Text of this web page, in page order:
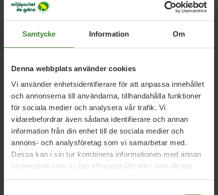
Samtycke Information Om
Denna webbplats använder cookies
Vi använder enhetsidentifierare för att anpassa innehållet
och annonserna till användarna, tillhandahålla funktioner
för sociala medier och analysera vår trafik. Vi
vidarebefordrar även sådana identifierare och annan
information från din enhet till de sociala medier och
annons- och analysföretag som vi samarbetar med.
Dessa kan i sin tur kombinera informationen med annan
information som du har tillhandahållit eller som de har
samlat in när du har använt deras tjänster.
Flyget är det minst klimatsmarta
trafikslaget och bör inte
Skattemässigt är flygtrafiken det mest gynnade
trafikslaget, fast det är det minst klimatsmarta. Vi
tycker inte att man ska upphandla flygtrafik för
skattepengar, förklarar MP Värmlands språkrör
Jesper Johansson i Värmlands Folkblad idag.
Länk:
http://www.vf.se/nyheter/mp-vill-inte-ha-